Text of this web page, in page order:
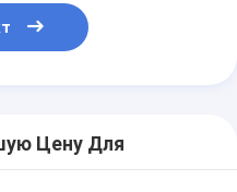
Цену Для